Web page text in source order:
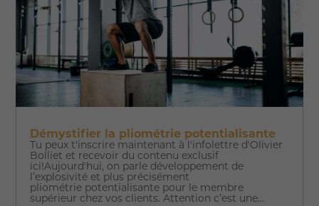
Démystifier la pliométrie potentialisante
Tu peux t'inscrire maintenant à l'infolettre d'Olivier
Bolliet et recevoir du contenu exclusif
ici!Aujourd'hui, on parle développement de
l’explosivité et plus précisément
pliométrie potentialisante pour le membre
supérieur chez vos clients. Attention c’est une...